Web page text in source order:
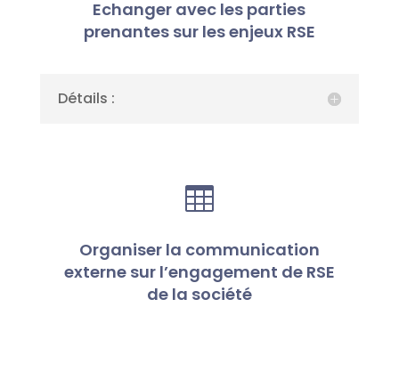
Echanger avec les parties
prenantes sur les enjeux RSE
Détails :

Organiser la communication
externe sur l’engagement de RSE
de la société